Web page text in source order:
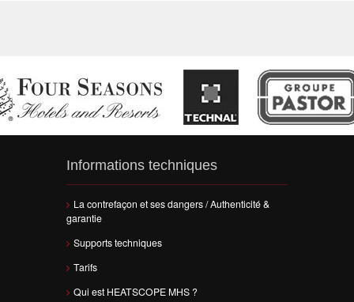
Informations techniques
La contrefaçon et ses dangers / Authenticité &
garantie
Supports techniques
Tarifs
Qui est HEATSCOPE MHS ?